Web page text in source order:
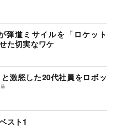
道ミサイルを「ロケット
た切実なワケ
激怒した20代社員をロボッ
スト1